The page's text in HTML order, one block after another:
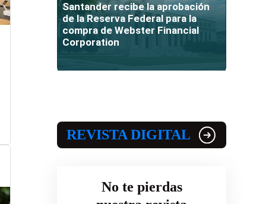
Santander recibe la aprobación
de la Reserva Federal para la
compra de Webster Financial
Corporation
REVISTA DIGITAL
No te pierdas